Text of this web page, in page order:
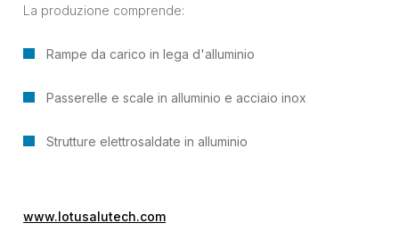
La produzione comprende:
Rampe da carico in lega d'alluminio
Passerelle e scale in alluminio e acciaio inox
Strutture elettrosaldate in alluminio
www.lotusalutech.com